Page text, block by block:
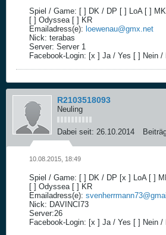
Spiel / Game: [ ] DK / DP [ ] LoA [ ]
[ ] Odyssea [ ] KR
Emailadress(e): loewenau@gmx.net
Nick: terabas
Server: Server 1
Facebook-Login: [x ] Ja / Yes [ ] Nein /
R2103518093
Neuling
Dabei seit: 26.10.2014
10.08.2015, 18:49
Spiel / Game: [ ] DK / DP [x ] LoA [ ]
[ ] Odyssea [ ] KR
Emailadress(e):
Nick: DAVINCI73
Server:26
Facebook-Login: [x ] Ja / Yes [ ] Nein /